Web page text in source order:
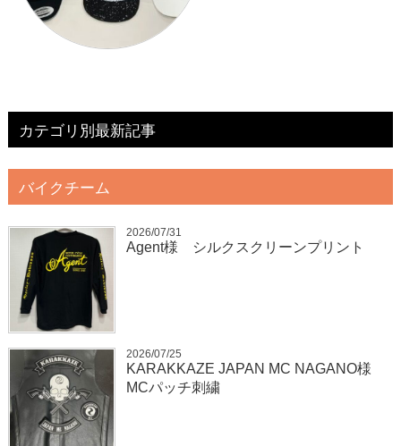
カテゴリ別最新記事
バイクチーム
2026/07/31
Agent様 シルクスクリーンプリント
2026/07/25
KARAKKAZE JAPAN MC NAGANO様
MCパッチ刺繍